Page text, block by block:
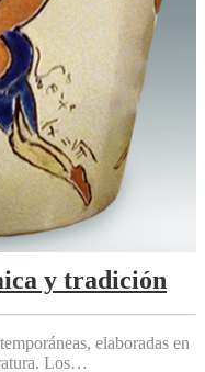
y tradición
elaboradas en
Los…